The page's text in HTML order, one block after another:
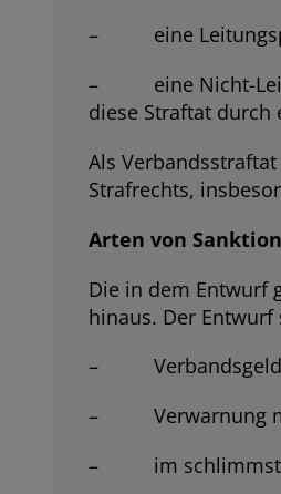
– eine
– eine Nicht-
diese Straftat durch
Als
Strafrechts,
Arten von
Die in dem Entwurf
hinaus. Der
–
– Verwarnung mit
– im schlimmsten